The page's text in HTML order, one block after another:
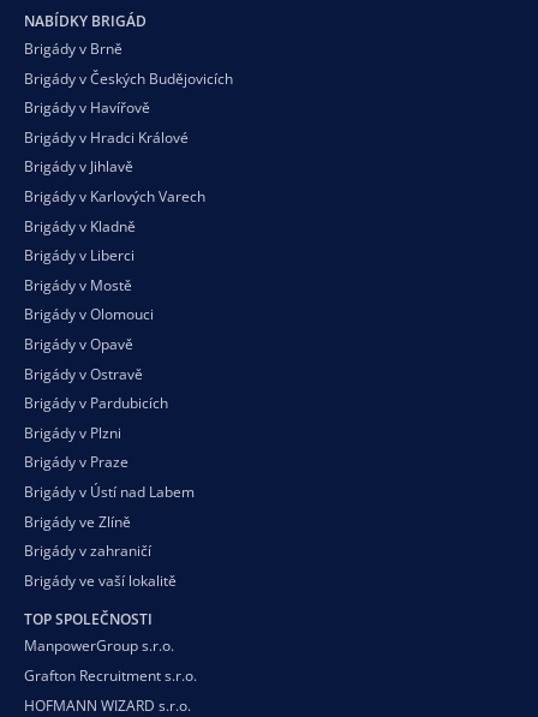
NABÍDKY BRIGÁD
Brigády v Brně
Brigády v Českých Budějovicích
Brigády v Havířově
Brigády v Hradci Králové
Brigády v Jihlavě
Brigády v Karlových Varech
Brigády v Kladně
Brigády v Liberci
Brigády v Mostě
Brigády v Olomouci
Brigády v Opavě
Brigády v Ostravě
Brigády v Pardubicích
Brigády v Plzni
Brigády v Praze
Brigády v Ústí nad Labem
Brigády ve Zlíně
Brigády v zahraničí
Brigády ve vaší lokalitě
TOP SPOLEČNOSTI
ManpowerGroup s.r.o.
Grafton Recruitment s.r.o.
HOFMANN WIZARD s.r.o.